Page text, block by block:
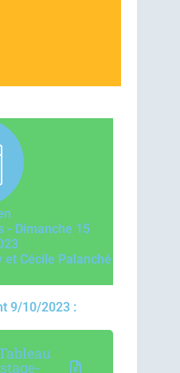
- Dimanche 15
Cécile Palanché
9/10/2023 :